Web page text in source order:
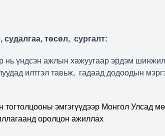
төсөл, сургалт:
нь үндсэн ажлын хажуугаар эрдэм
илтгэл тавьж, гадаад додоодын
тогтолцооны эмгэгүүдээр Монгол Улсад
оролцон ажиллах